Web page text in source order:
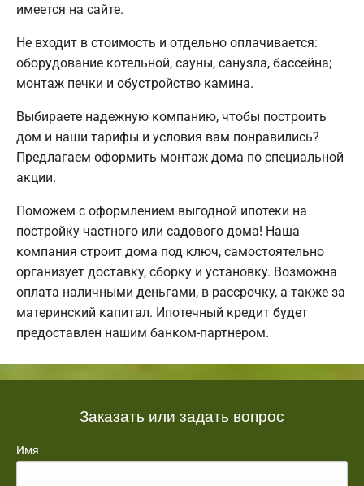
имеется на сайте.
Не входит в стоимость и отдельно оплачивается:
оборудование котельной, сауны, санузла, бассейна;
монтаж печки и обустройство камина.
Выбираете надежную компанию, чтобы построить
дом и наши тарифы и условия вам понравились?
Предлагаем оформить монтаж дома по специальной
акции.
Поможем с оформлением выгодной ипотеки на
постройку частного или садового дома! Наша
компания строит дома под ключ, самостоятельно
организует доставку, сборку и установку. Возможна
оплата наличными деньгами, в рассрочку, а также за
материнский капитал. Ипотечный кредит будет
предоставлен нашим банком-партнером.
Заказать или задать вопрос
Имя